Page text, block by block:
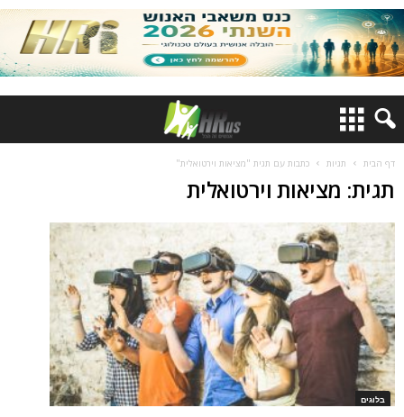
דף הבית תגיות כתבות עם תגית "מציאות וירטואלית"
תגית: מציאות וירטואלית
בלוגים